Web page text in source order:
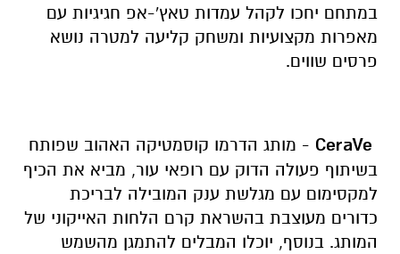
במתחם יחכו לקהל עמדות טאץ'-אפ חגיגיות עם
מאפרות מקצועיות ומשחק קליעה למטרה נושא
פרסים שווים.
CeraVe - מותג הדרמו קוסמטיקה האהוב שפותח
בשיתוף פעולה הדוק עם רופאי עור, מביא את הכיף
למקסימום עם מגלשת ענק המובילה לבריכת
כדורים מעוצבת בהשראת קרם הלחות האייקוני של
המותג. בנוסף, יוכלו המבלים להתמגן מהשמש